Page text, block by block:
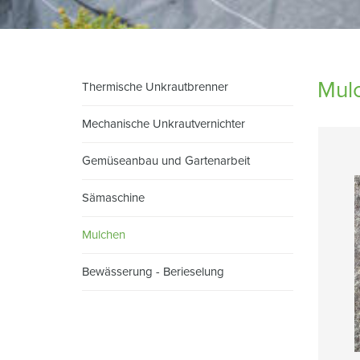
Thermische Unkrautbrenner
Mechanische Unkrautvernichter
Gemüseanbau und Gartenarbeit
Sämaschine
Mulchen
Bewässerung - Berieselung